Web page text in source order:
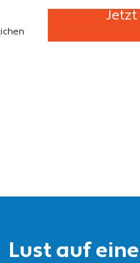
Lust auf